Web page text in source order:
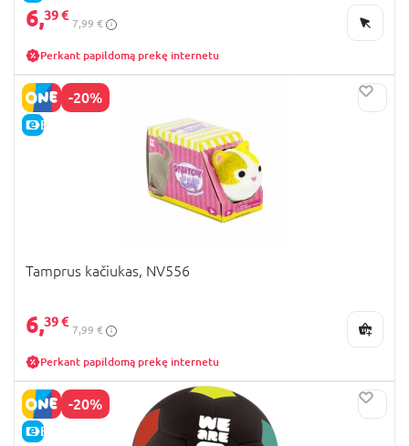
6,39 €
7,99 €
Perkant papildomą prekę internetu
-20%
E-KAINA
Tamprus kačiukas, NV556
6,39 €
7,99 €
Perkant papildomą prekę internetu
-20%
E-KAINA